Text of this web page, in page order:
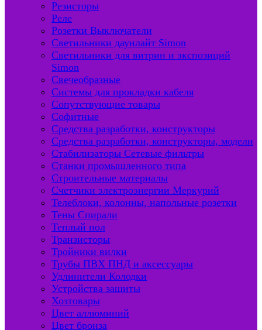
Резисторы
Реле
Розетки Выключатели
Светильники даунлайт Simon
Светильники для витрин и экспозиций
Simon
Свечеобразные
Системы для прокладки кабеля
Сопутствующие товары
Софитные
Средства разработки, конструкторы
Средства разработки, конструкторы, модели
Стабилизаторы Сетевые фильтры
Станки промышленного типа
Строительные материалы
Счетчики электроэнергии Меркурий
Телеблоки, колонны, напольные розетки
Тены Спирали
Теплый пол
Транзисторы
Тройники вилки
Трубы ПВХ ПНД и аксессуары
Удлинители Колодки
Устройства защиты
Хозтовары
Цвет аллюминий
Цвет бронза